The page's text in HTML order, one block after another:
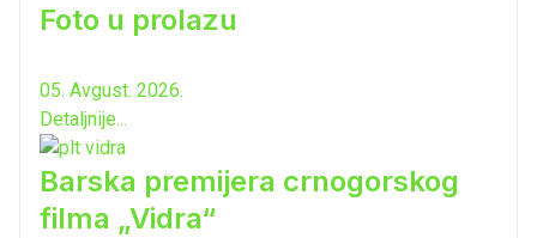
Foto u prolazu
05. Avgust. 2026.
Detaljnije...
Barska premijera crnogorskog
filma „Vidra“